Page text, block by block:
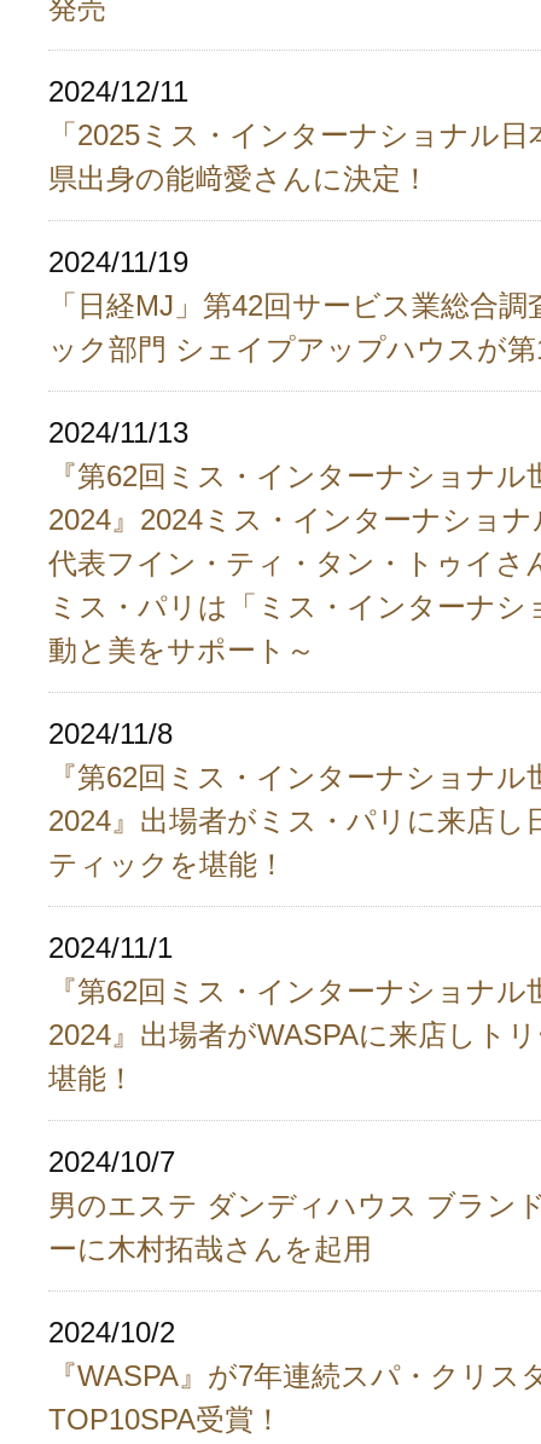
発売
2024/12/11
「2025ミス・インターナショナル日
県出身の能﨑愛さんに決定！
2024/11/19
「日経MJ」第42回サービス業総合
ック部門 シェイプアップハウスが
2024/11/13
『第62回ミス・インターナショナル
2024』2024ミス・インターナショ
代表フイン・ティ・タン・トゥイさ
ミス・パリは「ミス・インターナシ
動と美をサポート～
2024/11/8
『第62回ミス・インターナショナル
2024』出場者がミス・パリに来店し
ティックを堪能！
2024/11/1
『第62回ミス・インターナショナル
2024』出場者がWASPAに来店しト
堪能！
2024/10/7
男のエステ ダンディハウス ブラン
ーに木村拓哉さんを起用
2024/10/2
『WASPA』が7年連続スパ・クリス
TOP10SPA受賞！